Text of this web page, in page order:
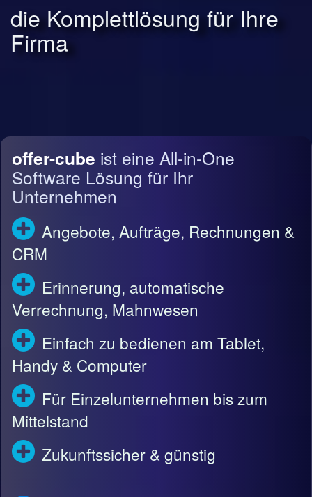
die Komplettlösung für Ihre
Firma
offer-cube ist eine All-in-One
Software Lösung für Ihr
Unternehmen
Angebote, Aufträge, Rechnungen &
CRM
Erinnerung, automatische
Verrechnung, Mahnwesen
Einfach zu bedienen am Tablet,
Handy & Computer
Für Einzelunternehmen bis zum
Mittelstand
Zukunftssicher & günstig